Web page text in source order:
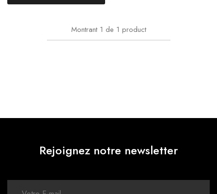
Montrant1 de 1 product
Rejoignez notre newsletter